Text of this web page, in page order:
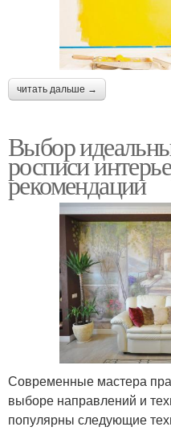
читать дальше →
Выбор
росписи
рекомендации
Современные мастера
выборе направлений и
популярны следующие